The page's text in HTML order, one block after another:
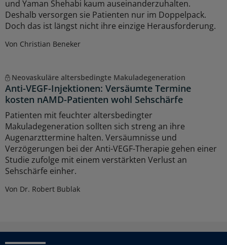
und Yaman Shehabi kaum auseinanderzuhalten.
Deshalb versorgen sie Patienten nur im Doppelpack.
Doch das ist längst nicht ihre einzige Herausforderung.
Von Christian Beneker
Neovaskuläre altersbedingte Makuladegeneration
Anti-VEGF-Injektionen: Versäumte Termine
kosten nAMD-Patienten wohl Sehschärfe
Patienten mit feuchter altersbedingter
Makuladegeneration sollten sich streng an ihre
Augenarzttermine halten. Versäumnisse und
Verzögerungen bei der Anti-VEGF-Therapie gehen einer
Studie zufolge mit einem verstärkten Verlust an
Sehschärfe einher.
Von Dr. Robert Bublak